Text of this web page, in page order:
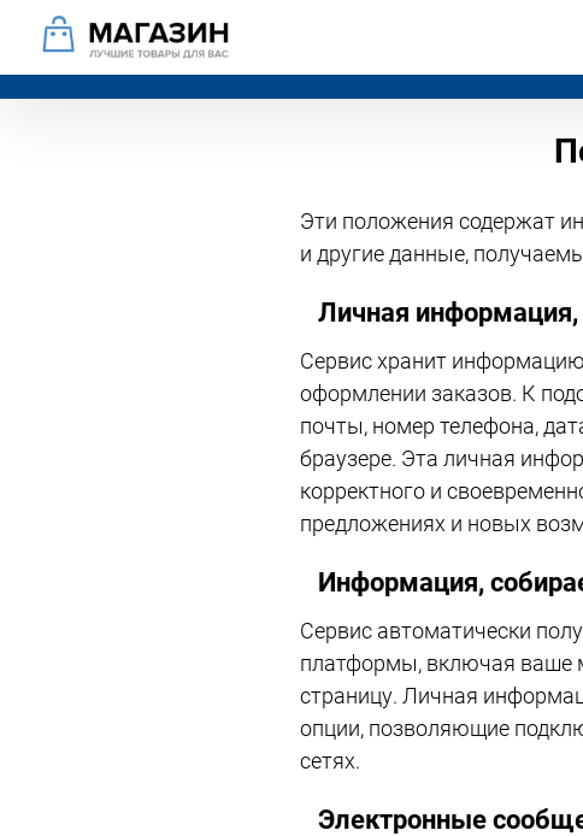
Эти положения содержат
и другие данные,
Личная
Сервис хранит
оформлении заказов. К
почты, номер телефона,
браузере. Эта личная
корректного и
предложениях и новых
Информация,
Сервис автоматически
платформы, включая ваше
страницу. Личная
опции, позволяющие
сетях.
Электронные